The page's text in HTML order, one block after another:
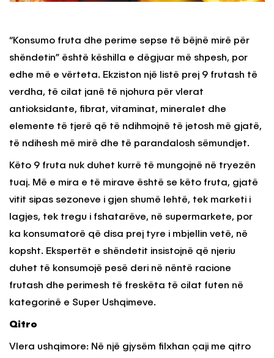
“Konsumo fruta dhe perime sepse të bëjnë mirë për
shëndetin” është këshilla e dëgjuar më shpesh, por
edhe më e vërteta. Ekziston një listë prej 9 frutash të
verdha, të cilat janë të njohura për vlerat
antioksidante, fibrat, vitaminat, mineralet dhe
elemente të tjerë që të ndihmojnë të jetosh më gjatë,
të ndihesh më mirë dhe të parandalosh sëmundjet.
Këto 9 fruta nuk duhet kurrë të mungojnë në tryezën
tuaj. Më e mira e të mirave është se këto fruta, gjatë
vitit sipas sezoneve i gjen shumë lehtë, tek marketi i
lagjes, tek tregu i fshatarëve, në supermarkete, por
ka konsumatorë që disa prej tyre i mbjellin vetë, në
kopsht. Ekspertët e shëndetit insistojnë që njeriu
duhet të konsumojë pesë deri në nëntë racione
frutash dhe perimesh të freskëta të cilat futen në
kategorinë e Super Ushqimeve.
Qitro
Vlera ushqimore: Në një gjysëm filxhan çaji me qitro